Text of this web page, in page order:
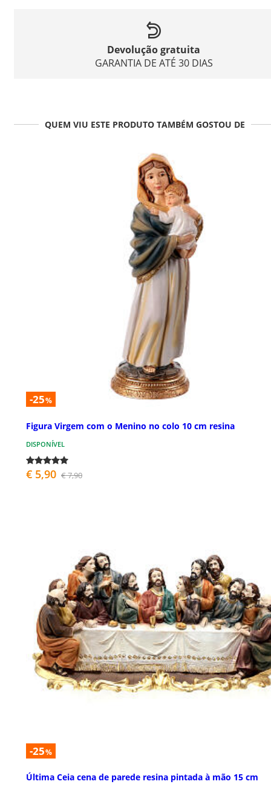
Devolução gratuita
GARANTIA DE ATÉ 30 DIAS
QUEM VIU ESTE PRODUTO TAMBÉM GOSTOU DE
-25%
Figura Virgem com o Menino no colo 10 cm resina
DISPONÍVEL
€ 5,90 € 7,90
-25%
Última Ceia cena de parede resina pintada à mão 15 cm